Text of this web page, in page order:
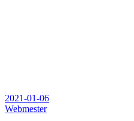
2021-01-06
Webmester